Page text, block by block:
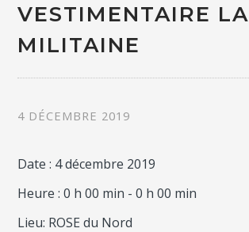
VESTIMENTAIRE LA
MILITAINE
4 DÉCEMBRE 2019
Date : 4 décembre 2019
Heure :0 h 00 min - 0 h 00 min
Lieu: ROSE du Nord